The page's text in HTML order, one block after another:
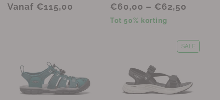
Vanaf €115,00 €60,00 – €62,50
Tot 50% korting
SALE